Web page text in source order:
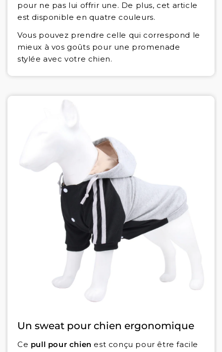
pour ne pas lui offrir une. De plus, cet article
est disponible en quatre couleurs.
Vous pouvez prendre celle qui correspond le
mieux à vos goûts pour une promenade
stylée avec votre chien.
Un sweat pour chien ergonomique
Ce pull pour chien est conçu pour être facile